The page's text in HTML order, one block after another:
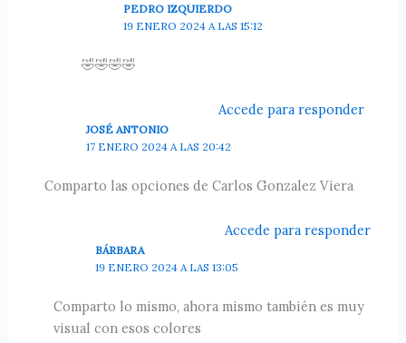
PEDRO IZQUIERDO
19 ENERO 2024 A LAS 15:12
🤣🤣🤣🤣
Accede para responder
JOSÉ ANTONIO
17 ENERO 2024 A LAS 20:42
Comparto las opciones de Carlos Gonzalez Viera
Accede para responder
BÁRBARA
19 ENERO 2024 A LAS 13:05
Comparto lo mismo, ahora mismo también es muy
visual con esos colores